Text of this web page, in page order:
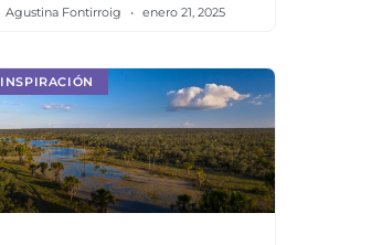
Agustina Fontirroig enero 21, 2025
INSPIRACIÓN